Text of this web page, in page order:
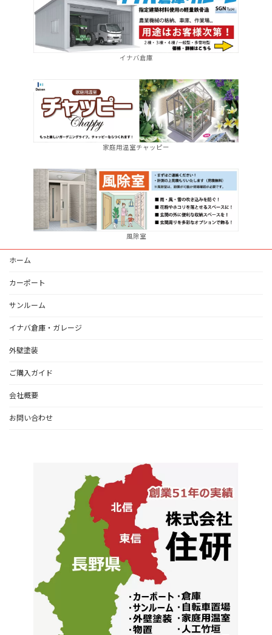
イナバ倉庫
家庭用温室チャッピー
風除室
ホーム
カーポート
サンルーム
イナバ倉庫・ガレージ
外壁塗装
ご購入ガイド
会社概要
お問い合わせ